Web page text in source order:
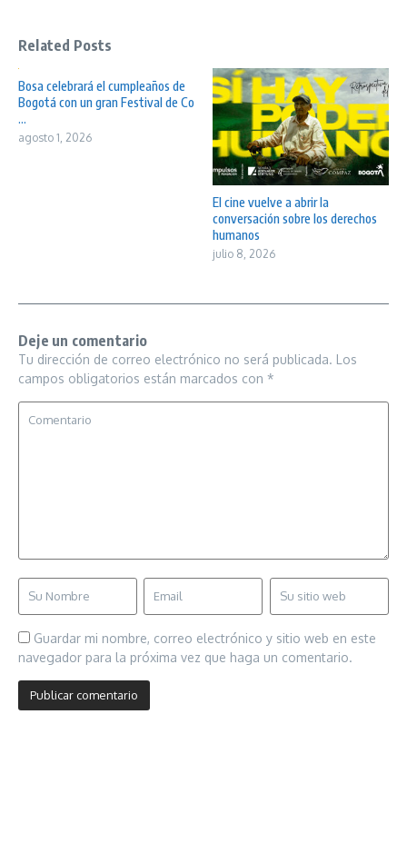
Related Posts
Bosa celebrará el cumpleaños de
Bogotá con un gran Festival de Co
...
agosto 1, 2026
El cine vuelve a abrir la
conversación sobre los derechos
humanos
julio 8, 2026
Deje un comentario
Tu dirección de correo electrónico no será publicada. Los
campos obligatorios están marcados con *
Guardar mi nombre, correo electrónico y sitio web en este
navegador para la próxima vez que haga un comentario.